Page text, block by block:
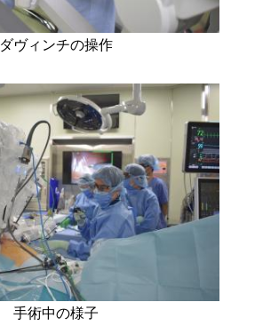
ダヴィンチの操作
手術中の様子